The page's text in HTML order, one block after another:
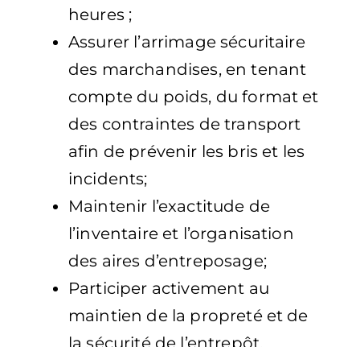
heures ;
Assurer l’arrimage sécuritaire
des marchandises, en tenant
compte du poids, du format et
des contraintes de transport
afin de prévenir les bris et les
incidents;
Maintenir l’exactitude de
l’inventaire et l’organisation
des aires d’entreposage;
Participer activement au
maintien de la propreté et de
la sécurité de l’entrepôt,